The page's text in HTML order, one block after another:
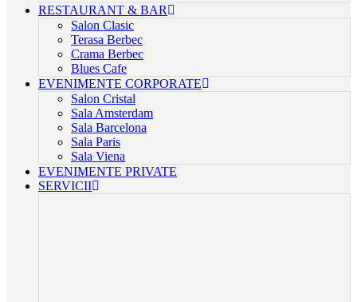
RESTAURANT & BAR
Salon Clasic
Terasa Berbec
Crama Berbec
Blues Cafe
EVENIMENTE CORPORATE
Salon Cristal
Sala Amsterdam
Sala Barcelona
Sala Paris
Sala Viena
EVENIMENTE PRIVATE
SERVICII